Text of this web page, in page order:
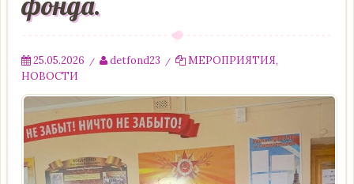
25.05.2026 / detfond23 / МЕРОПРИЯТИЯ,
НОВОСТИ